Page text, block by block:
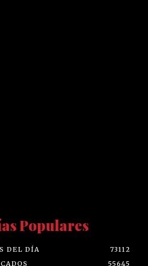
Populares
DEL DÍA
73112
55645